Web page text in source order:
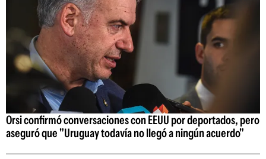
Orsi confirmó conversaciones con EEUU por deportados, pero
aseguró que "Uruguay todavía no llegó a ningún acuerdo"